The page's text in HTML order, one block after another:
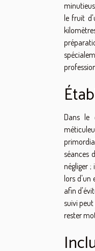
le fruit
Dans le
séances
négliger
lors d'un
afin
suivi
rester